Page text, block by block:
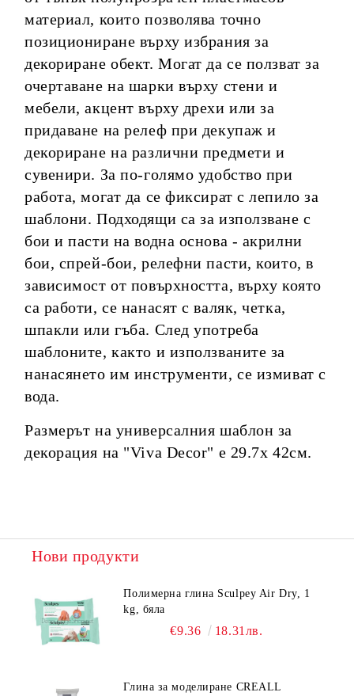
материал, които позволява точно
позициониране върху избрания за
декориране обект. Могат да се ползват за
очертаване на шарки върху стени и
мебели, акцент върху дрехи или за
придаване на релеф при декупаж и
декориране на различни предмети и
сувенири. За по-голямо удобство при
работа, могат да се фиксират с лепило за
шаблони. Подходящи са за използване с
бои и пасти на водна основа - акрилни
бои, спрей-бои, релефни пасти, които, в
зависимост от повърхността, върху която
са работи, се нанасят с валяк, четка,
шпакли или гъба. След употреба
шаблоните, както и използваните за
нанасянето им инструменти, се измиват с
вода.
Размерът на универсалния шаблон за
декорация на "Viva Decor" е 29.7х 42см.
Нови продукти
Полимерна глина Sculpey Air Dry, 1
kg, бяла
€9.36 18.31лв.
Глина за моделиране CREALL